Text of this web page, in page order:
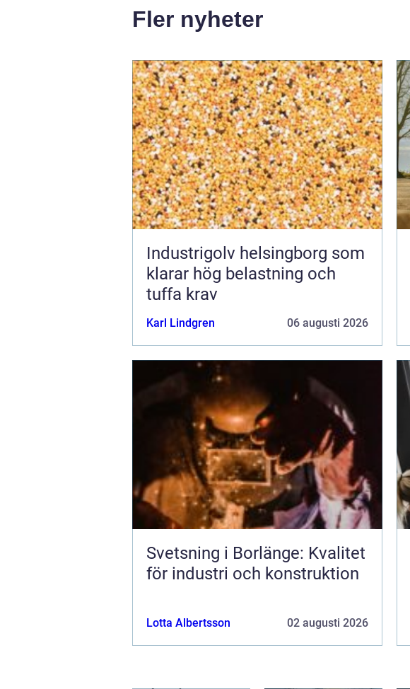
Fler nyheter
Industrigolv helsingborg som
klarar hög belastning och
tuffa krav
Karl Lindgren 06 augusti 2026
Svetsning i Borlänge: Kvalitet
för industri och konstruktion
Lotta Albertsson 02 augusti 2026